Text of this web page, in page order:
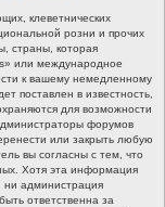
клеветнических
розни и прочих
страны, которая
или международное
к вашему немедленному
поставлен в известность,
для возможности
форумов
или закрыть любую
вы согласны с тем, что
Хотя эта информация
ни администрация
ответственна за